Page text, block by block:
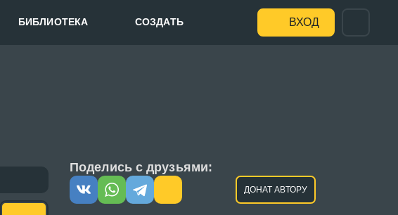
БИБЛИОТЕКА СОЗДАТЬ ВХОД
Поделись с друзьями:
ДОНАТ АВТОРУ